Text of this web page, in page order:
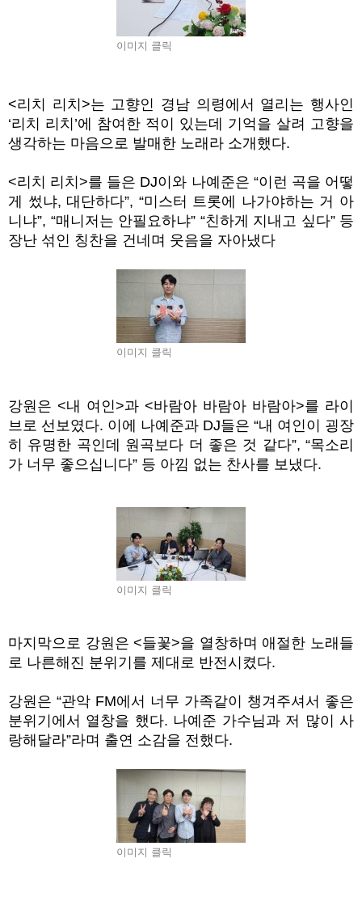
이미지 클릭
<리치 리치 >는 고향인 경남 의령에서 열리는 행사인
‘리치 리치 ’에 참여한 적이 있는데 기억을 살려 고향을
생각하는 마음으로 발매한 노래라 소개했다.
<리치 리치>를 들은 DJ이와 나예준은 “이런 곡을 어떻
게 썼냐, 대단하다”, “미스터 트롯에 나가야하는 거 아
니냐”, “매니저는 안필요하냐” “친하게 지내고 싶다” 등
장난 섞인 칭찬을 건네며 웃음을 자아냈다
이미지 클릭
강원은 <내 여인>과 <바람아 바람아 바람아>를 라이
브로 선보였다. 이에 나예준과 DJ들은 “내 여인이 굉장
히 유명한 곡인데 원곡보다 더 좋은 것 같다”, “목소리
가 너무 좋으십니다” 등 아낌 없는 찬사를 보냈다.
이미지 클릭
마지막으로 강원은<들꽃>을 열창하며 애절한 노래들
로 나른해진 분위기를 제대로 반전시켰다.
강원은 “관악 FM에서 너무 가족같이 챙겨주셔서 좋은
분위기에서 열창을 했다. 나예준 가수님과 저 많이 사
랑해달라”라며 출연 소감을 전했다.
이미지 클릭